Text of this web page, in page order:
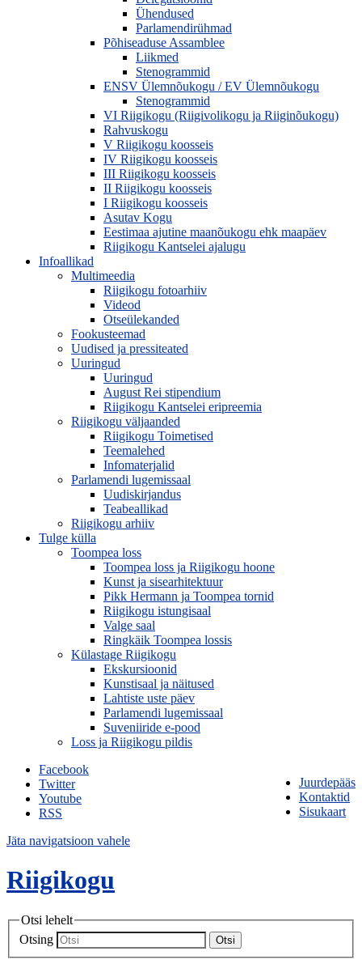
Ühendused
Parlamendirühmad
Põhiseaduse Assamblee
Liikmed
Stenogrammid
ENSV Ülemnõukogu / EV Ülemnõukogu
Stenogrammid
VI Riigikogu (Riigivolikogu ja Riiginõukogu)
Rahvuskogu
V Riigikogu koosseis
IV Riigikogu koosseis
III Riigikogu koosseis
II Riigikogu koosseis
I Riigikogu koosseis
Asutav Kogu
Eestimaa ajutine maanõukogu ehk maapäev
Riigikogu Kantselei ajalugu
Infoallikad
Multimeedia
Riigikogu fotoarhiiv
Videod
Otseülekanded
Fookusteemad
Uudised ja pressiteated
Uuringud
Uuringud
August Rei stipendium
Riigikogu Kantselei eripreemia
Riigikogu väljaanded
Riigikogu Toimetised
Teemalehed
Infomaterjalid
Parlamendi lugemissaal
Uudiskirjandus
Teabeallikad
Riigikogu arhiiv
Tulge külla
Toompea loss
Toompea loss ja Riigikogu hoone
Kunst ja sisearhitektuur
Pikk Hermann ja Toompea tornid
Riigikogu istungisaal
Valge saal
Ringkäik Toompea lossis
Külastage Riigikogu
Ekskursioonid
Kunstisaal ja näitused
Lahtiste uste päev
Parlamendi lugemissaal
Suveniiride e-pood
Loss ja Riigikogu pildis
Juurdepääs
Kontaktid
Sisukaart
Facebook
Twitter
Youtube
RSS
Jäta navigatsioon vahele
Riigikogu
Otsi lehelt
Otsing
Otsi